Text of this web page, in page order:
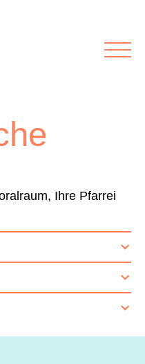
I&L
Stellenbörse
Ihre Pfarrei